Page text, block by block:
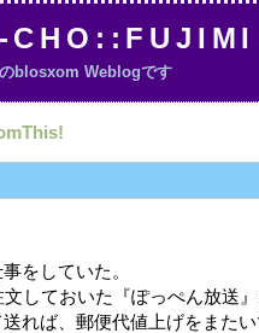
blosxom Weblogです
をしていた。
しておいた『ぽっぺん放送
れば、郵便代値上げをまた